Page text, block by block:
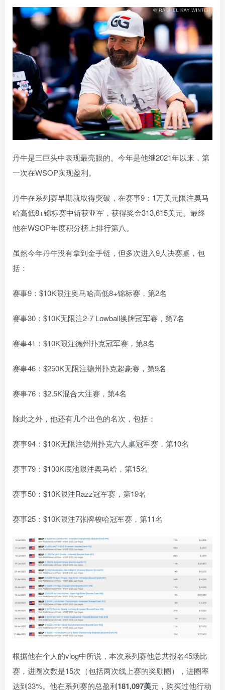
丹牛是三巨头中表现最亮眼的。今年是他继2021年以来，第
一次在WSOP实现盈利。
丹牛在系列赛早期就取得突破，在赛事9：1万美元限注奥马
哈高低8+锦标赛中斩获亚军，获得奖金313,615美元。最终
他在WSOP年度积分榜上排行第八。
虽然今年丹牛没有拿到金手链，但多次进入9人决赛桌，包
括：
赛事9：$10K限注奥马哈高低8+锦标赛，第2名
赛事30：$10K无限注2-7 Lowball换牌冠军赛，第7名
赛事41：$10K限注德州扑克冠军赛，第8名
赛事46：$250K无限注德州扑克超豪赛，第9名
赛事76：$2.5K混合大注赛，第4名
除此之外，他还有几个出色的名次，包括：
赛事94：$10K无限注德州扑克六人桌冠军赛，第10名
赛事79：$100K底池限注奥马哈，第15名
赛事50：$10K限注Razz冠军赛，第19名
赛事25：$10K限注7张牌梭哈冠军赛，第11名
根据他在个人的vlog中所说，本次系列赛他总共报名45场比
赛，进圈次数是15次（包括两次线上赛的奖励圈），进圈率
达到33%。他在系列赛的总盈利181,097美元，购买过他行动